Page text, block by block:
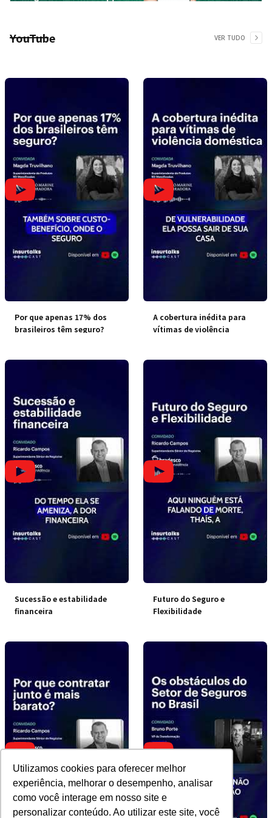
Utilizamos cookies para oferecer melhor
experiência, melhorar o desempenho, analisar
como você interage em nosso site e
personalizar conteúdo. Ao utilizar este site, você
YouTube VER TUDO
Por que apenas 17% dos
brasileiros têm seguro?
A cobertura inédita para
vítimas de violência
Sucessão e estabilidade
financeira
Futuro do Seguro e
Flexibilidade